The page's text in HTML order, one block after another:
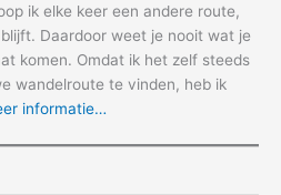
ik elke keer een andere route,
Daardoor weet je nooit wat je
komen. Omdat ik het zelf steeds
wandelroute te vinden, heb ik
informatie…